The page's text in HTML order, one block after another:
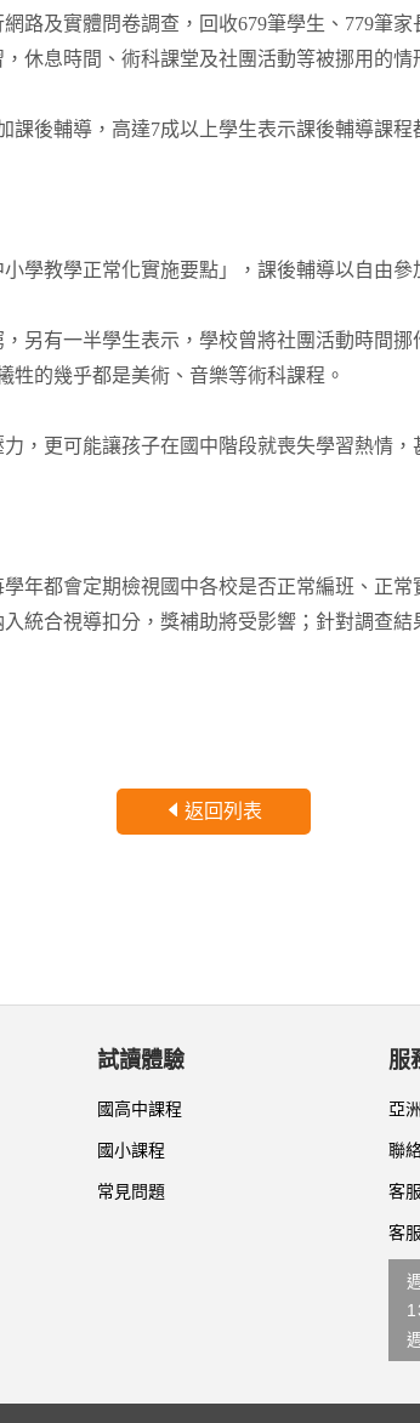
路及實體問卷調查，回收679筆學生、779筆
休息時間、術科課堂及社團活動等被挪用的情
課後輔導，高達7成以上學生表示課後輔導課
學教學正常化實施要點」，課後輔導以自由
另有一半學生表示，學校曾將社團活動時間
牲的幾乎都是美術、音樂等術科課程。
，更可能讓孩子在國中階段就喪失學習熱情
年都會定期檢視國中各校是否正常編班、正
統合視導扣分，獎補助將受影響；針對調查結
返回列表
試讀體驗
國高中課程
國小課程
常見問題
服
亞
聯
客
客